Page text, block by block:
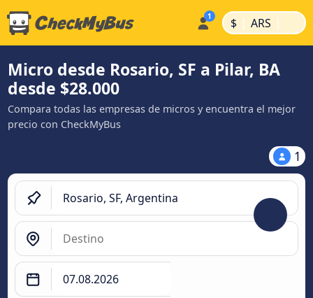
$ | ARS |
Micro desde Rosario, SF a Pilar, BA
desde $28.000
Compara todas las empresas de micros y encuentra el mejor
precio con CheckMyBus
1